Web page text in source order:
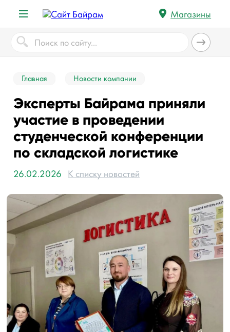
Магазины
Главная Новости компании
Эксперты Байрама приняли
участие в проведении
студенческой конференции
по складской логистике
26.02.2026 К списку новостей